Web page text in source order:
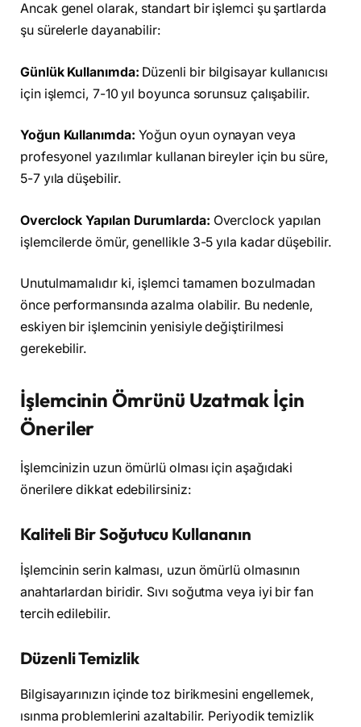
Ancak genel olarak, standart bir işlemci şu şartlarda
şu sürelerle dayanabilir:
Günlük Kullanımda: Düzenli bir bilgisayar kullanıcısı
için işlemci, 7-10 yıl boyunca sorunsuz çalışabilir.
Yoğun Kullanımda: Yoğun oyun oynayan veya
profesyonel yazılımlar kullanan bireyler için bu süre,
5-7 yıla düşebilir.
Overclock Yapılan Durumlarda: Overclock yapılan
işlemcilerde ömür, genellikle 3-5 yıla kadar düşebilir.
Unutulmamalıdır ki, işlemci tamamen bozulmadan
önce performansında azalma olabilir. Bu nedenle,
eskiyen bir işlemcinin yenisiyle değiştirilmesi
gerekebilir.
İşlemcinin Ömrünü Uzatmak İçin
Öneriler
İşlemcinizin uzun ömürlü olması için aşağıdaki
önerilere dikkat edebilirsiniz:
Kaliteli Bir Soğutucu Kullananın
İşlemcinin serin kalması, uzun ömürlü olmasının
anahtarlardan biridir. Sıvı soğutma veya iyi bir fan
tercih edilebilir.
Düzenli Temizlik
Bilgisayarınızın içinde toz birikmesini engellemek,
ısınma problemlerini azaltabilir. Periyodik temizlik